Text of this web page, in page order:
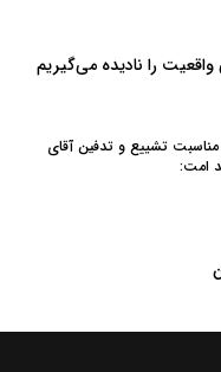
را نادیده می‌گیریم
مناسبت تشییع و تدفین آقای
امت: